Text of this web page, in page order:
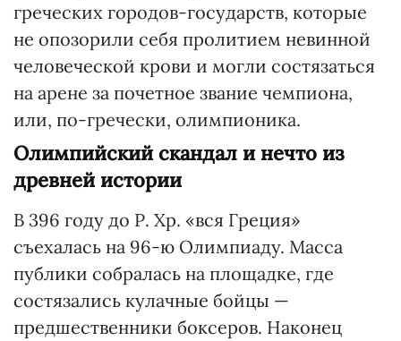
греческих городов-государств, которые
не опозорили себя пролитием невинной
человеческой крови и могли состязаться
на арене за почетное звание чемпиона,
или, по-гречески, олимпионика.
Олимпийский скандал и нечто из
древней истории
В 396 году до Р. Хр. «вся Греция»
съехалась на 96-ю Олимпиаду. Масса
публики собралась на площадке, где
состязались кулачные бойцы —
предшественники боксеров. Наконец